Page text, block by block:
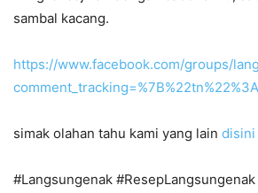
sambal kacang.
https://www.facebook.com/groups/
simak olahan tahu kami yang lain disini
#Langsungenak #ResepLangsungenak